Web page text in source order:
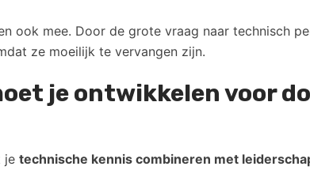
ook mee. Door de grote vraag naar technisch
ze moeilijk te vervangen zijn.
je ontwikkelen voor
je technische kennis combineren met